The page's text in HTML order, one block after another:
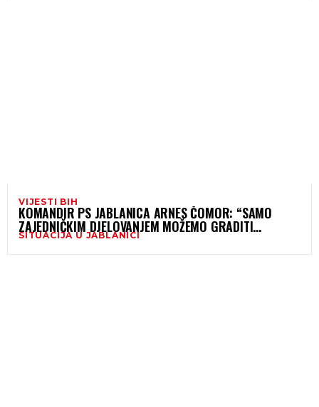
VIJESTI BIH
KOMANDIR PS JABLANICA ARNES ČOMOR: “SAMO
ZAJEDNIČKIM DJELOVANJEM MOŽEMO GRADITI
SIGURNIJU ZAJEDNICU”
SITUACIJA U JABLANICI